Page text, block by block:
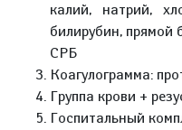
калий, натрий,
билирубин,
СРБ
Коагулограмма:
Группа крови +
Госпитальный